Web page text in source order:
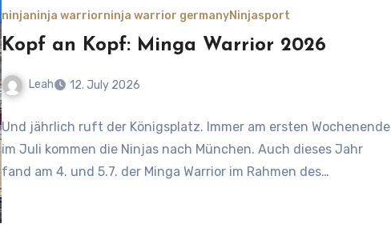
ninjaninja warriorninja warrior germanyNinjasport
Kopf an Kopf: Minga Warrior 2026
Leah 12. July 2026
No
Comments
Und jährlich ruft der Königsplatz. Immer am ersten Wochenende
im Juli kommen die Ninjas nach München. Auch dieses Jahr
fand am 4. und 5.7. der Minga Warrior im Rahmen des…